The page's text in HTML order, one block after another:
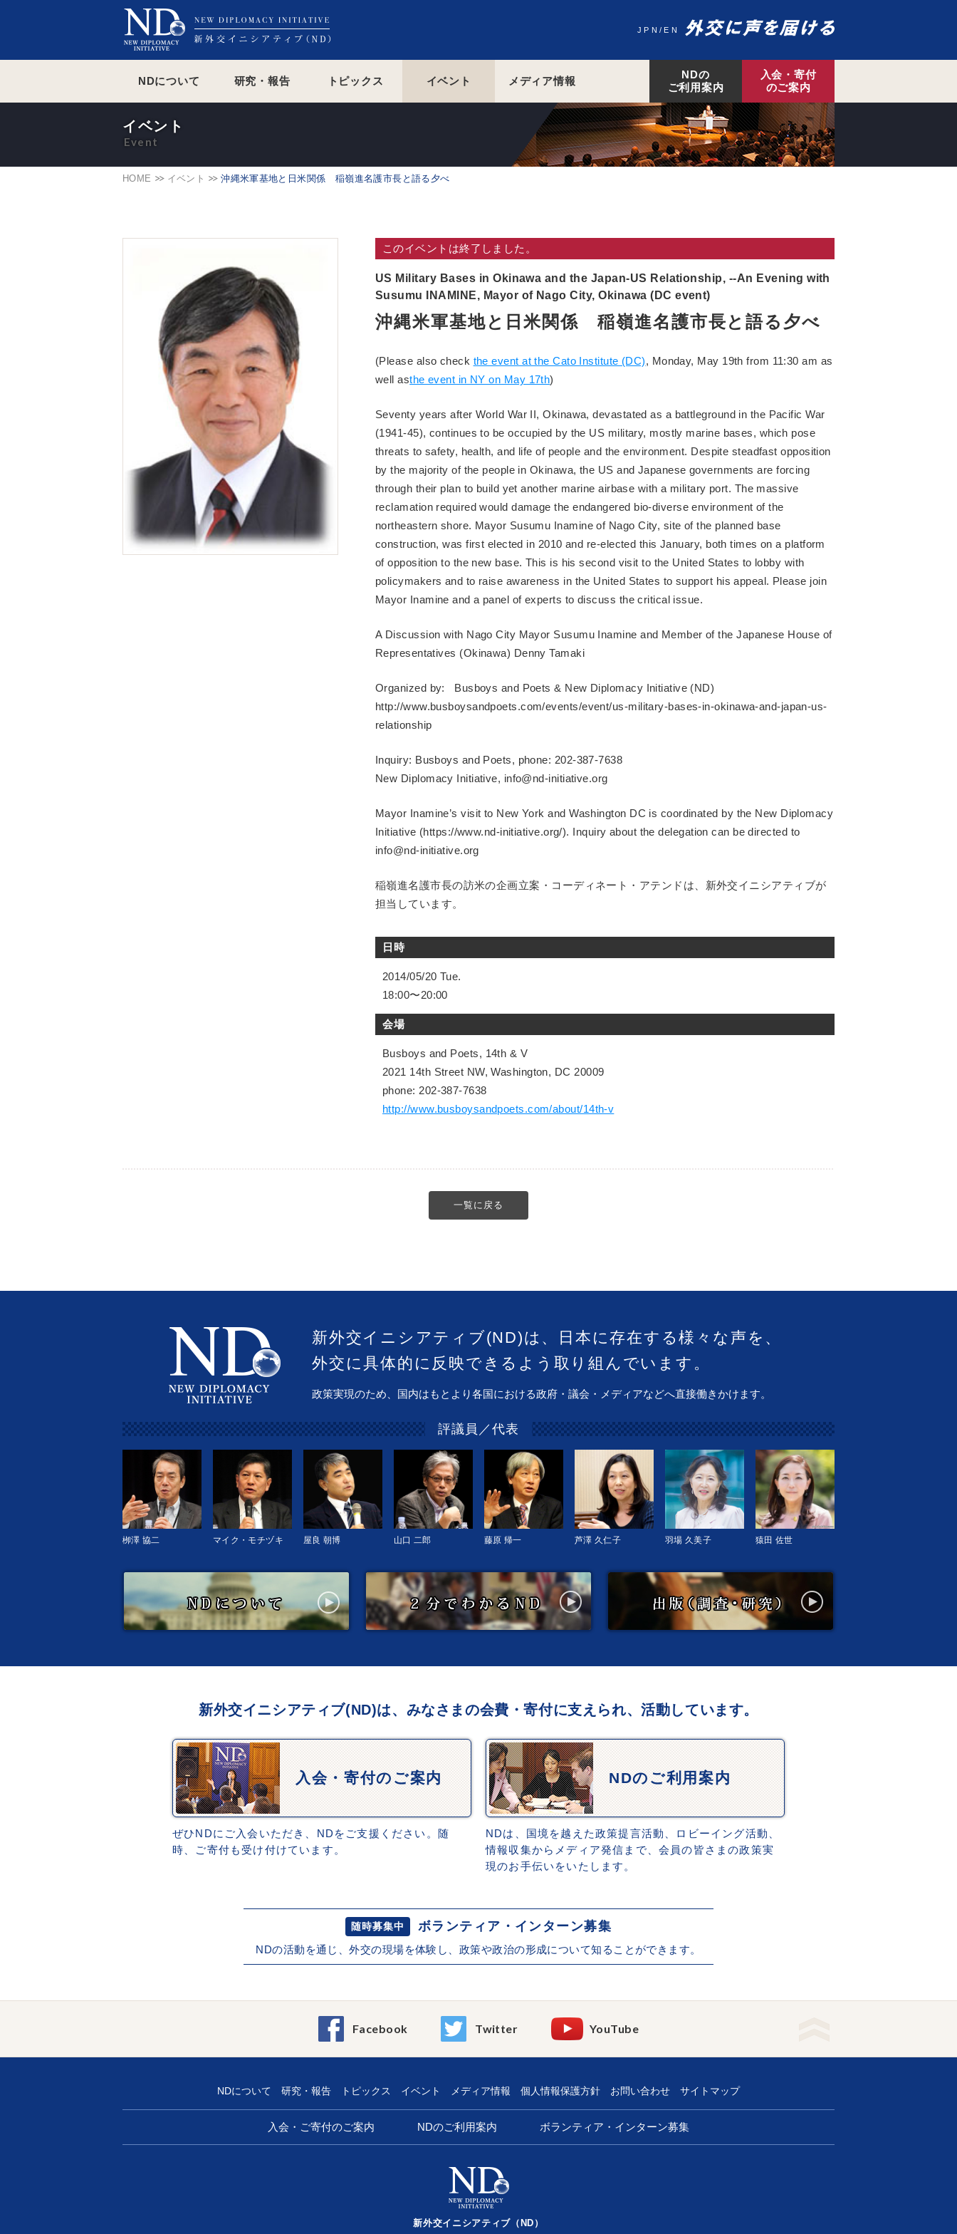
JPN EN
NDについて 研究・報告 トピックス イベント メディア情報
NDの
ご利用案内
入会・寄付
のご案内
HOME イベント 沖縄米軍基地と日米関係 稲嶺進名護市長と語る夕べ
イベント
このイベントは終了しました。
US Military Bases in Okinawa and the Japan-US Relationship, --An Evening with
Susumu INAMINE, Mayor of Nago City, Okinawa (DC event)
沖縄米軍基地と日米関係 稲嶺進名護市長と語る夕べ
(Please also check the event at the Cato Institute (DC), Monday, May 19th from 11:30 am as
well asthe event in NY on May 17th)
Seventy years after World War II, Okinawa, devastated as a battleground in the Pacific War
(1941-45), continues to be occupied by the US military, mostly marine bases, which pose
threats to safety, health, and life of people and the environment. Despite steadfast opposition
by the majority of the people in Okinawa, the US and Japanese governments are forcing
through their plan to build yet another marine airbase with a military port. The massive
reclamation required would damage the endangered bio-diverse environment of the
northeastern shore. Mayor Susumu Inamine of Nago City, site of the planned base
construction, was first elected in 2010 and re-elected this January, both times on a platform
of opposition to the new base. This is his second visit to the United States to lobby with
policymakers and to raise awareness in the United States to support his appeal. Please join
Mayor Inamine and a panel of experts to discuss the critical issue.
A Discussion with Nago City Mayor Susumu Inamine and Member of the Japanese House of
Representatives (Okinawa) Denny Tamaki
Organized by: Busboys and Poets & New Diplomacy Initiative (ND)
http://www.busboysandpoets.com/events/event/us-military-bases-in-okinawa-and-japan-us-
relationship
Inquiry: Busboys and Poets, phone: 202-387-7638
New Diplomacy Initiative, info@nd-initiative.org
Mayor Inamine’s visit to New York and Washington DC is coordinated by the New Diplomacy
Initiative (https://www.nd-initiative.org/). Inquiry about the delegation can be directed to
info@nd-initiative.org
稲嶺進名護市長の訪米の企画立案・コーディネート・アテンドは、新外交イニシアティブが
担当しています。
日時
2014/05/20 Tue.
18:00〜20:00
会場
Busboys and Poets, 14th & V
2021 14th Street NW, Washington, DC 20009
phone: 202-387-7638
http://www.busboysandpoets.com/about/14th-v
一覧に戻る
新外交イニシアティブ(ND)は、日本に存在する様々な声を、
外交に具体的に反映できるよう取り組んでいます。
政策実現のため、国内はもとより各国における政府・議会・メディアなどへ直接働きかけます。
評議員／代表
栁澤 協二 マイク・モチヅキ 屋良 朝博 山口 二郎 藤原 帰一 芦澤 久仁子 羽場 久美子 猿田 佐世
新外交イニシアティブ(ND)は、みなさまの会費・寄付に支えられ、活動しています。
入会・寄付のご案内
ぜひNDにご入会いただき、NDをご支援ください。随
時、ご寄付も受け付けています。
NDのご利用案内
NDは、国境を越えた政策提言活動、ロビーイング活動、
情報収集からメディア発信まで、会員の皆さまの政策実
現のお手伝いをいたします。
随時募集中 ボランティア・インターン募集
NDの活動を通じ、外交の現場を体験し、政策や政治の形成について知ることができます。
Facebook Twitter YouTube
NDについて 研究・報告 トピックス イベント メディア情報 個人情報保護方針 お問い合わせ サイトマップ
入会・ご寄付のご案内 NDのご利用案内 ボランティア・インターン募集
新外交イニシアティブ（ND）